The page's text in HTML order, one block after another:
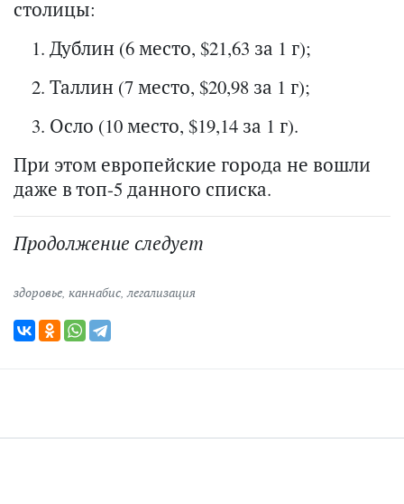
столицы:
Дублин (6 место, $21,63 за 1 г);
Таллин (7 место, $20,98 за 1 г);
Осло (10 место, $19,14 за 1 г).
При этом европейские города не вошли
даже в топ-5 данного списка.
Продолжение следует
здоровье, каннабис,легализация